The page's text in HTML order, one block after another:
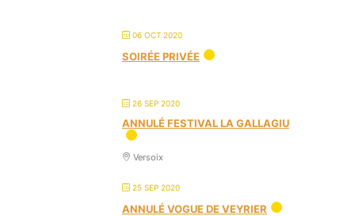
06 OCT 2020
SOIRÉE PRIVÉE
26 SEP 2020
ANNULÉ FESTIVAL LA GALLAGIU
Versoix
25 SEP 2020
ANNULÉ VOGUE DE VEYRIER